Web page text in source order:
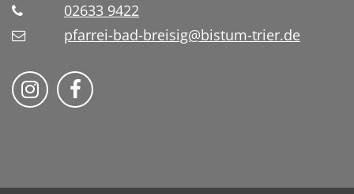
02633 9422
pfarrei-bad-breisig@bistum-trier.de
Folge uns auf Instragram
Folge uns auf Facebook